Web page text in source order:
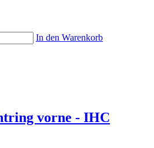
In den Warenkorb
vorne - IHC